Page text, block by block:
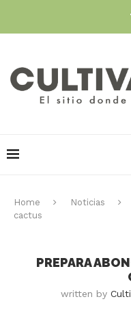
Home Noticias
cactus
PREPARA
written by